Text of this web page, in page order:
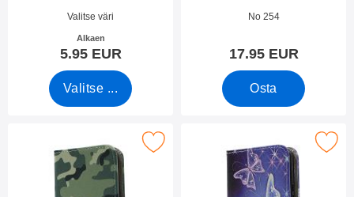
Tuote.nro 43072
Valitse väri
Alkaen
5.95 EUR
Valitse ...
Tuote.nro 43100
No 254
17.95 EUR
Osta
kuviolompakko Samsung Galaxy S22 5G suosikiksi
Merkitse kuviolompakko Samsung